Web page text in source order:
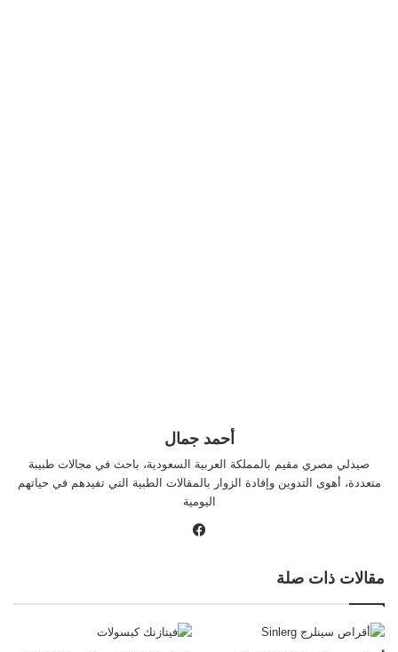
أحمد جمال
صيدلي مصري مقيم بالمملكة العربية السعودية، باحث في مجالات طبيبة
متعددة، أهوى التدوين وإفادة الزوار بالمقالات الطبية التي تفيدهم في حياتهم
اليومية
مقالات ذات صلة